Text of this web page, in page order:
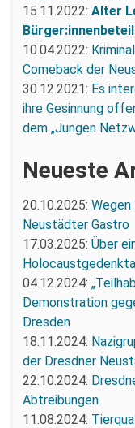
15.11.2022: Alter
10.04.2022:
Comeback der
30.12.2021: Es
ihre Gesinnung
dem „Jungen
Neueste
20.10.2025: Wegen
Neustädter Gastro
17.03.2025: Über
04.12.2024:
Demonstration
Dresden
18.11.2024:
der Dresdner
22.10.2024:
Abtreibungen
11.08.2024: